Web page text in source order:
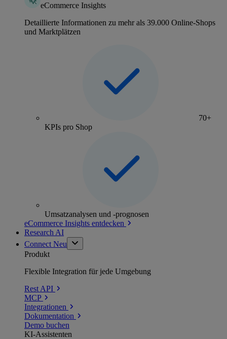
eCommerce Insights
Detaillierte Informationen zu mehr als 39.000 Online-Shops
und Marktplätzen
70+
KPIs pro Shop
Umsatzanalysen und -prognosen
eCommerce Insights entdecken
Research AI
Connect Neu
Produkt
Flexible Integration für jede Umgebung
Rest API
MCP
Integrationen
Dokumentation
Demo buchen
KI-Assistenten